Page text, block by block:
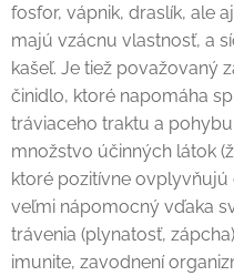
fosfor, vápnik, draslík, ale
majú vzácnu vlastnosť, a
kašeľ. Je tiež považovaný
činidlo, ktoré napomáha
tráviaceho traktu a
množstvo účinných látok
ktoré pozitívne
veľmi nápomocný vďaka
trávenia (plynatosť,
imunite, zavodnení